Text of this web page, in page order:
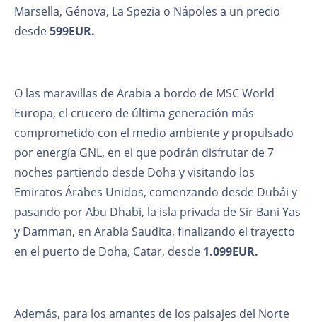
Marsella, Génova, La Spezia o Nápoles a un precio
desde599EUR.
O las maravillas de Arabia a bordo de MSC World
Europa, el crucero de última generación más
comprometido con el medio ambiente y propulsado
por energía GNL, en el que podrán disfrutar de 7
noches partiendo desde Doha y visitando los
Emiratos Árabes Unidos, comenzando desde Dubái y
pasando por Abu Dhabi, la isla privada de Sir Bani Yas
y Damman, en Arabia Saudita, finalizando el trayecto
en el puerto de Doha, Catar, desde 1.099EUR.
Además, para los amantes de los paisajes del Norte